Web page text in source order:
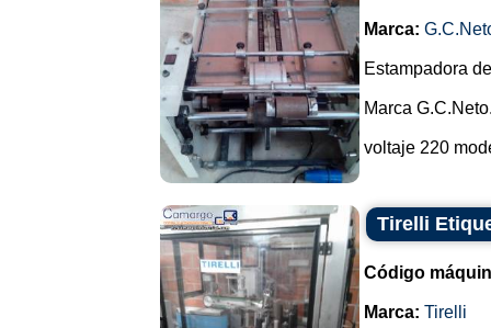
Marca:
Estampadora
Marca
voltaje 220
Tirelli
Código
Marca: Tirelli